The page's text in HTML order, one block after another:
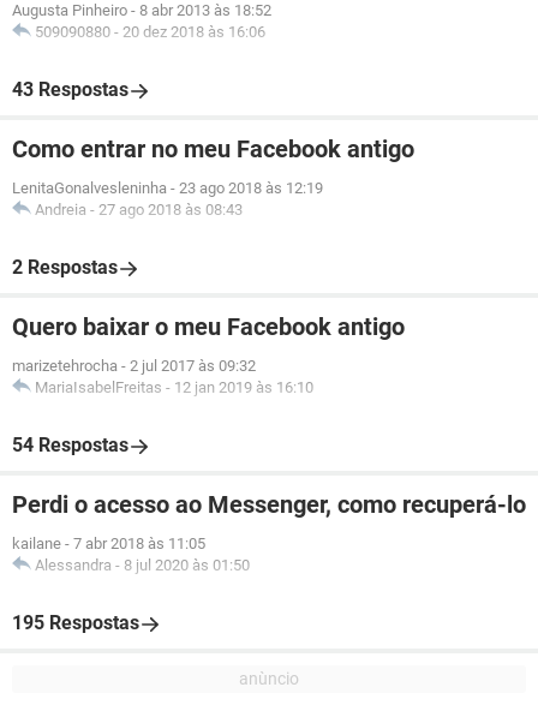
Augusta Pinheiro - 8 abr 2013 às 18:52
509090880 - 20 dez 2018 às 16:06
43 Respostas
Como entrar no meu Facebook antigo
LenitaGonalvesleninha - 23 ago 2018 às 12:19
Andreia - 27 ago 2018 às 08:43
2 Respostas
Quero baixar o meu Facebook antigo
marizetehrocha - 2 jul 2017 às 09:32
MariaIsabelFreitas - 12 jan 2019 às 16:10
54 Respostas
Perdi o acesso ao Messenger, como recuperá-lo
kailane - 7 abr 2018 às 11:05
Alessandra - 8 jul 2020 às 01:50
195 Respostas